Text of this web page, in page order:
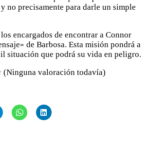
no precisamente para darle un simple
encargados de encontrar a Connor
de Barbosa. Esta misión pondrá a
situación que podrá su vida en peligro.
(Ninguna valoración todavía)